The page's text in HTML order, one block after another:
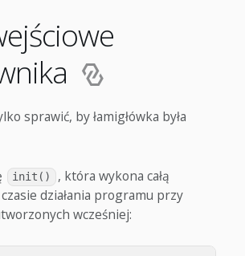
sprawić, by łamigłówka była
init()
, która wykona całą
działania programu przy
wcześniej: